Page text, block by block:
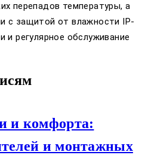
перепадов температуры, а
с защитой от влажности IP-
и регулярное обслуживание
и комфорта:
и монтажных